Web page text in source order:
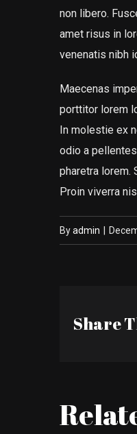
non libero.
amet risus in
venenatis nibh
Maecenas
porttitor lorem
In molestie ex
odio a
pharetra lorem.
Proin viverra
Byadmin
Share